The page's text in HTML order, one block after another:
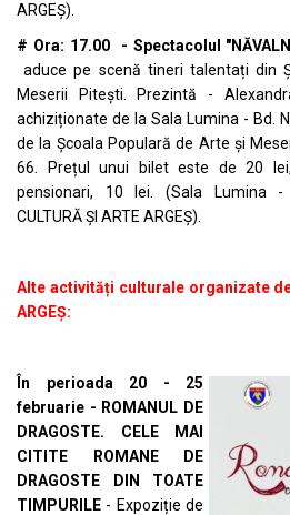
ARGEȘ).
# Ora: 17.00 - Spectacolul
aduce pe scenă tineri talentați din
Meserii Pitești. Prezintă -
achiziționate de la Sala Lumina - Bd.
de la Școala Populară de Arte și
66. Prețul unui bilet este de 20
pensionari, 10 lei. (Sala Lumina -
CULTURĂ ȘI ARTE ARGEȘ).
Alte activități culturale organizate de
ARGEȘ:
În perioada 20 - 25
februarie - ROMANUL DE
DRAGOSTE. CELE MAI
CITITE ROMANE DE
DRAGOSTE DIN TOATE
TIMPURILE - Expoziție de